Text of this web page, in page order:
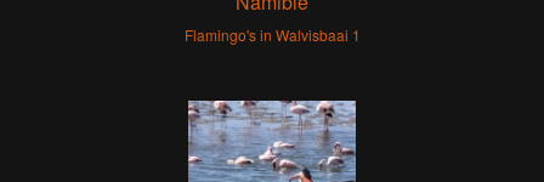
Flamingo's in Walvisbaai 1